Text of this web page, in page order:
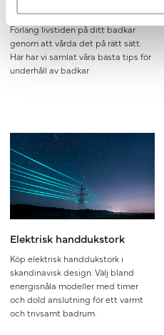
Skötselråd för ditt badkar
Förläng livstiden på ditt badkar
genom att vårda det på rätt sätt.
Här har vi samlat våra bästa tips för
underhåll av badkar.
Elektrisk handdukstork
Köp elektrisk handdukstork i
skandinavisk design. Välj bland
energisnåla modeller med timer
och dold anslutning för ett varmt
och trivsamt badrum.